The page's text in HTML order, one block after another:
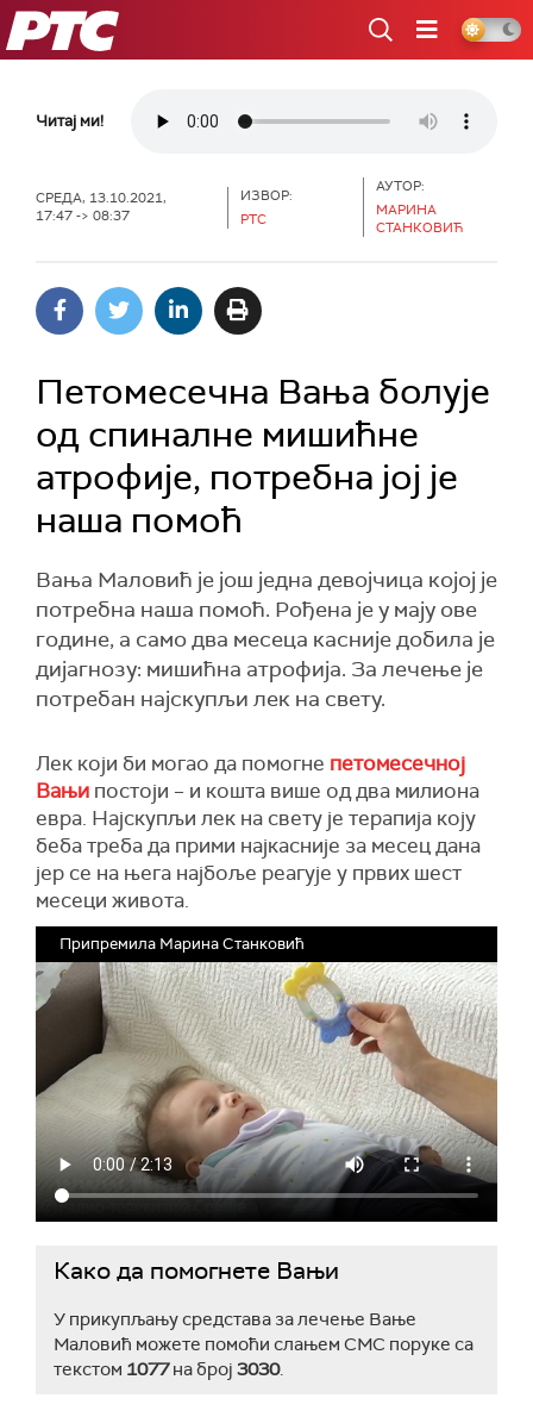
РТС
Читај ми!
СРЕДА, 13.10.2021,
17:47 -> 08:37
ИЗВОР:
РТС
АУТОР:
МАРИНА
СТАНКОВИЋ
Петомесечна Вања болује
од спиналне мишићне
атрофије, потребна јој је
наша помоћ
Вања Маловић је још једна девојчица којој је
потребна наша помоћ. Рођена је у мају ове
године, а само два месеца касније добила је
дијагнозу: мишићна атрофија. За лечење је
потребан најскупљи лек на свету.
Лек који би могао да помогне петомесечној
Вањи постоји – и кошта више од два милиона
евра. Најскупљи лек на свету је терапија коју
беба треба да прими најкасније за месец дана
јер се на њега најбоље реагује у првих шест
месеци живота.
Припремила Марина Станковић
Како да помогнете Вањи
У прикупљању средстава за лечење Вање
Маловић можете помоћи слањем СМС поруке са
текстом 1077на број 3030.